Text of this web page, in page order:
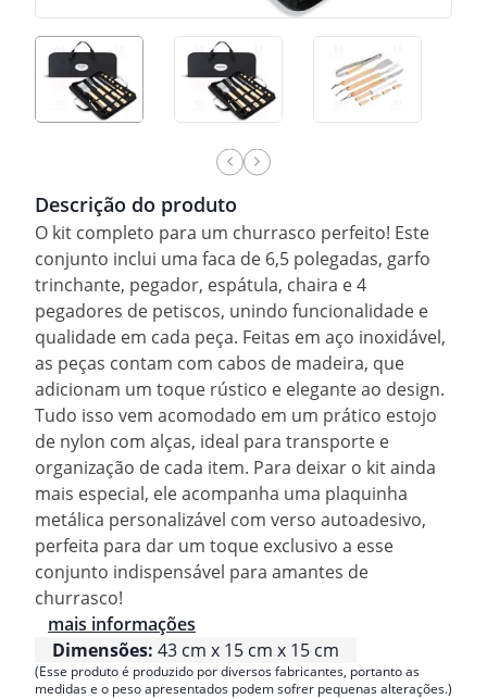
Descrição do produto
O kit completo para um churrasco perfeito! Este
conjunto inclui uma faca de 6,5 polegadas, garfo
trinchante, pegador, espátula, chaira e 4
pegadores de petiscos, unindo funcionalidade e
qualidade em cada peça. Feitas em aço inoxidável,
as peças contam com cabos de madeira, que
adicionam um toque rústico e elegante ao design.
Tudo isso vem acomodado em um prático estojo
de nylon com alças, ideal para transporte e
organização de cada item. Para deixar o kit ainda
mais especial, ele acompanha uma plaquinha
metálica personalizável com verso autoadesivo,
perfeita para dar um toque exclusivo a esse
conjunto indispensável para amantes de
churrasco!
mais informações
Dimensões: 43 cm x 15 cm x 15 cm
(Esse produto é produzido por diversos fabricantes, portanto as
medidas e o peso apresentados podem sofrer pequenas alterações.)